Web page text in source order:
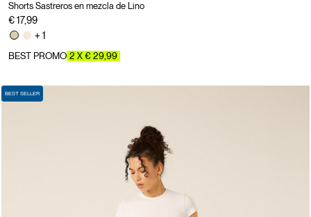
Shorts Sastreros en mezcla de Lino
€ 17,99
+ 1
BEST PROMO 2 X € 29,99
BEST SELLER